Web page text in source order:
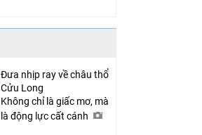
Đưa nhịp ray về châu thổ
Cửu Long
Không chỉ là giấc mơ, mà
là động lực cất cánh